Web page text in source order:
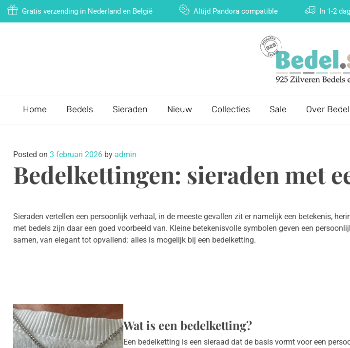
Gratis verzending in Nederland en België Altijd Pandora compatible In 1-2
Home Bedels Sieraden Nieuw Collecties Sale Over
Posted on 3 februari 2026 by admin
Bedelkettingen: sieraden met
Sieraden vertellen een persoonlijk verhaal, in de meeste gevallen zit er namelijk een betekenis,
met bedels zijn daar een goed voorbeeld van. Kleine betekenisvolle symbolen geven een
samen, van elegant tot opvallend: alles is mogelijk bij een bedelketting.
Wat is een bedelketting?
Een bedelketting is een sieraad dat de basis vormt voor een